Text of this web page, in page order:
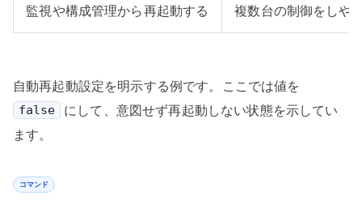
監視や構成管理から再起動する 複数台の制御をしや
自動再起動設定を明示する例です。ここでは値を
false
にして、意図せず再起動しない状態を示してい
ます。
コマンド